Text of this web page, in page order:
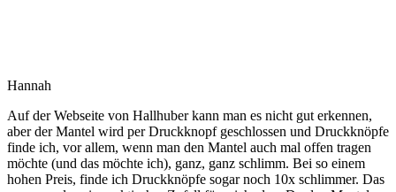
Hannah
Auf der Webseite von Hallhuber kann man es nicht gut erkennen,
aber der Mantel wird per Druckknopf geschlossen und Druckknöpfe
finde ich, vor allem, wenn man den Mantel auch mal offen tragen
möchte (und das möchte ich), ganz, ganz schlimm. Bei so einem
hohen Preis, finde ich Druckknöpfe sogar noch 10x schlimmer. Das